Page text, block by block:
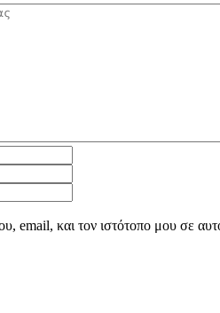
email, και τον ιστότοπο μου σε